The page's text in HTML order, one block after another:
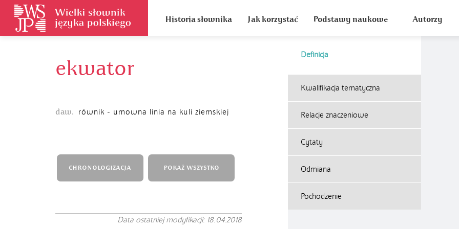
Historia słownika Jak korzystać Podstawy naukowe Autorzy
ekwator
Definicja
daw. równik - umowna linia na kuli ziemskiej
Kwalifikacja tematyczna
Relacje znaczeniowe
Cytaty
Odmiana
Pochodzenie
CHRONOLOGIZACJA POKAŻ WSZYSTKO
Data ostatniej modyfikacji: 18.04.2018